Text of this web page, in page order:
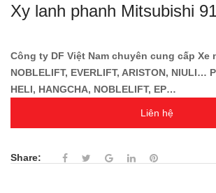
Xy lanh phanh Mitsubishi
Công ty DF Việt Nam chuyên cung cấp Xe
NOBLELIFT, EVERLIFT, ARISTON, NIULI…
HELI, HANGCHA, NOBLELIFT, EP…
Liên hệ
Share: